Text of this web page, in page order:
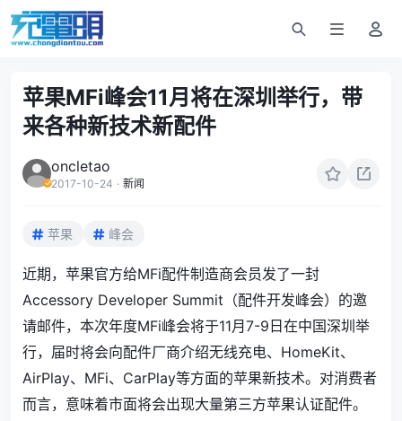
苹果MFi峰会11月将在深圳举行，带
来各种新技术新配件
oncletao
2017-10-24 · 新闻
苹果 峰会
近期，苹果官方给MFi配件制造商会员发了一封
Accessory Developer Summit（配件开发峰会）的邀
请邮件，本次年度MFi峰会将于11月7-9日在中国深圳举
行，届时将会向配件厂商介绍无线充电、HomeKit、
AirPlay、MFi、CarPlay等方面的苹果新技术。对消费者
而言，意味着市面将会出现大量第三方苹果认证配件。